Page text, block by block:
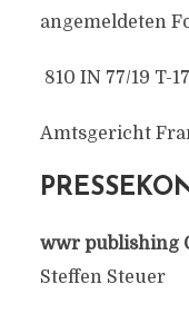
angemeldeten
810 IN 77/19 T-
Amtsgericht
wwr publishing
Steffen Steuer